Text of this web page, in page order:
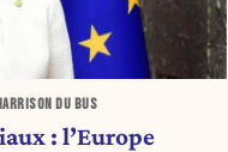
DU BUS
: l’Europe